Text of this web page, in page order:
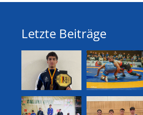
Letzte Beiträge